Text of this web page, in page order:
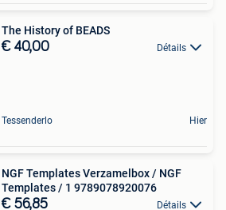
The History of BEADS
€ 40,00 Détails
Tessenderlo Hier
NGF Templates Verzamelbox / NGF
Templates / 1 9789078920076
€ 56,85 Détails